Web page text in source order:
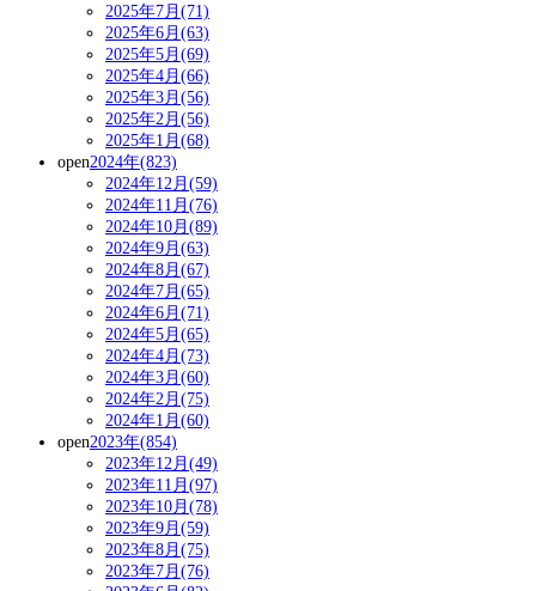
2025年7月(71)
2025年6月(63)
2025年5月(69)
2025年4月(66)
2025年3月(56)
2025年2月(56)
2025年1月(68)
open2024年(823)
2024年12月(59)
2024年11月(76)
2024年10月(89)
2024年9月(63)
2024年8月(67)
2024年7月(65)
2024年6月(71)
2024年5月(65)
2024年4月(73)
2024年3月(60)
2024年2月(75)
2024年1月(60)
open2023年(854)
2023年12月(49)
2023年11月(97)
2023年10月(78)
2023年9月(59)
2023年8月(75)
2023年7月(76)